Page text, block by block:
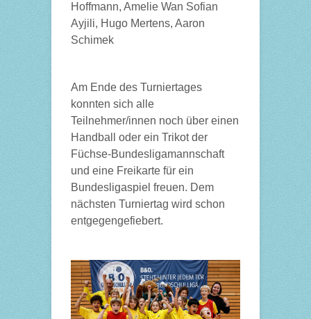
Hoffmann, Amelie Wan Sofian
Ayjili, Hugo Mertens, Aaron
Schimek
Am Ende des Turniertages
konnten sich alle
Teilnehmer/innen noch über einen
Handball oder ein Trikot der
Füchse-Bundesligamannschaft
und eine Freikarte für ein
Bundesligaspiel freuen. Dem
nächsten Turniertag wird schon
entgegengefiebert.